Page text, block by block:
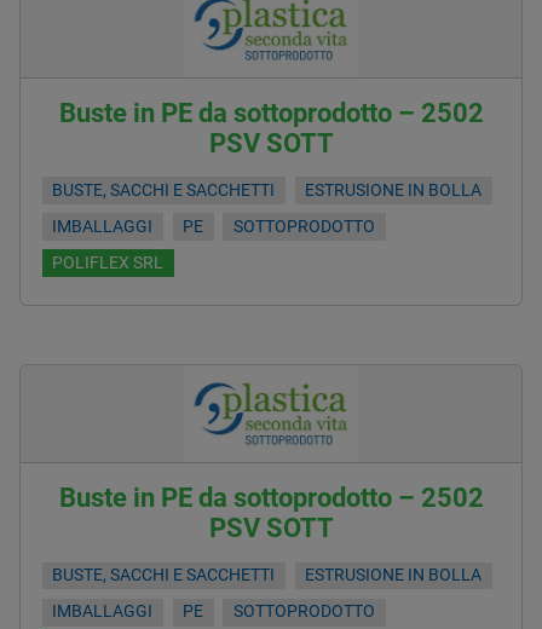
Buste in PE da sottoprodotto – 2502
PSV SOTT
BUSTE, SACCHI E SACCHETTI
ESTRUSIONE IN BOLLA
IMBALLAGGI
PE
SOTTOPRODOTTO
POLIFLEX SRL
Buste in PE da sottoprodotto – 2502
PSV SOTT
BUSTE, SACCHI E SACCHETTI
ESTRUSIONE IN BOLLA
IMBALLAGGI
PE
SOTTOPRODOTTO